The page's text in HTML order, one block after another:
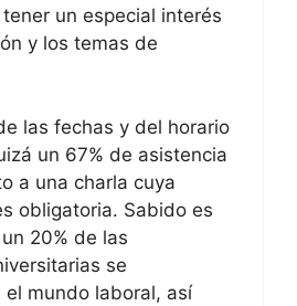
un especial interés
y los temas de
las fechas y del horario
un 67% de asistencia
a una charla cuya
obligatoria. Sabido es
20% de las
se
el mundo laboral, así